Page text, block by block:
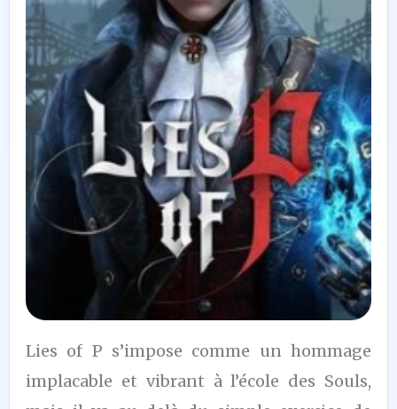
8
/10
Lies of P s’impose comme un hommage
implacable et vibrant à l’école des Souls,